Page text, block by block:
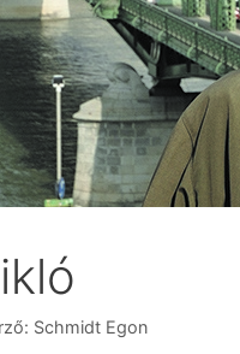
Schmidt Egon